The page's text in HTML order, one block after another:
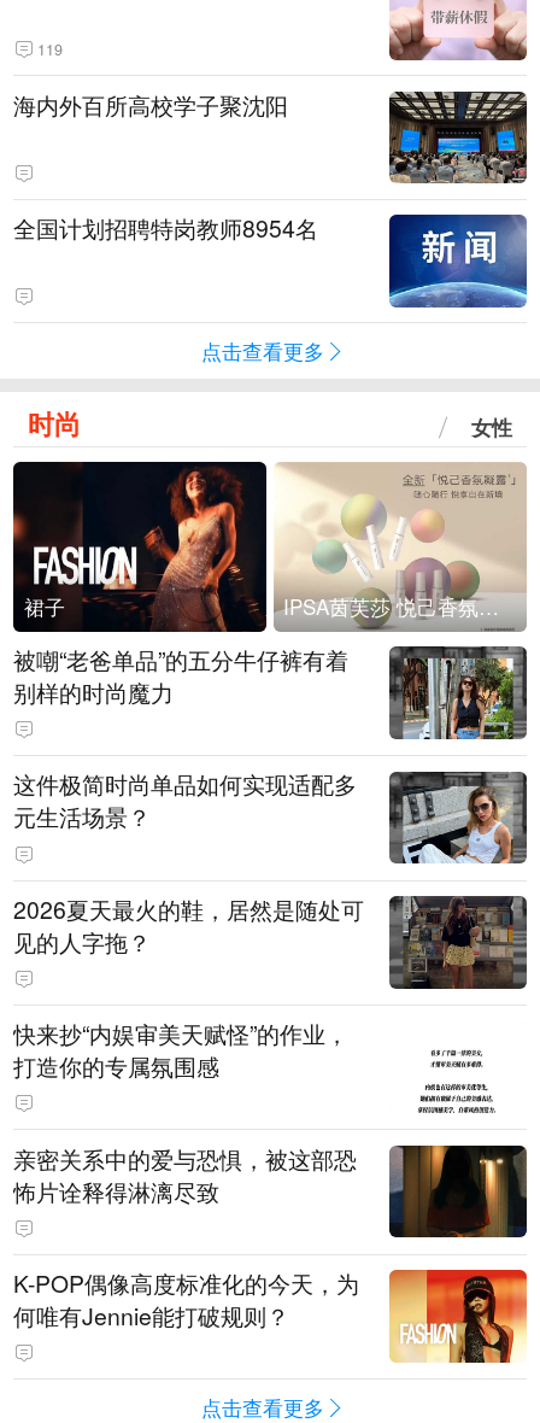
119
海内外百所高校学子聚沈阳
全国计划招聘特岗教师8954名
点击查看更多
时尚 女性
裙子 IPSA茵芙莎 悦己香氛凝露上市
被嘲“老爸单品”的五分牛仔裤有着
别样的时尚魔力
这件极简时尚单品如何实现适配多
元生活场景？
2026夏天最火的鞋，居然是随处可
见的人字拖？
快来抄“内娱审美天赋怪”的作业，
打造你的专属氛围感
亲密关系中的爱与恐惧，被这部恐
怖片诠释得淋漓尽致
K-POP偶像高度标准化的今天，为
何唯有Jennie能打破规则？
点击查看更多